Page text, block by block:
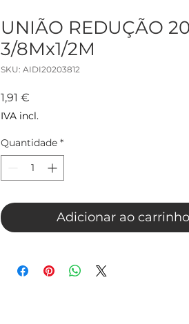
UNIÃO REDUÇÃO
3/8Mx1/2M
SKU: AIDI20203812
1,91 €
IVA incl.
Quantidade *
Adicionar ao carrinho